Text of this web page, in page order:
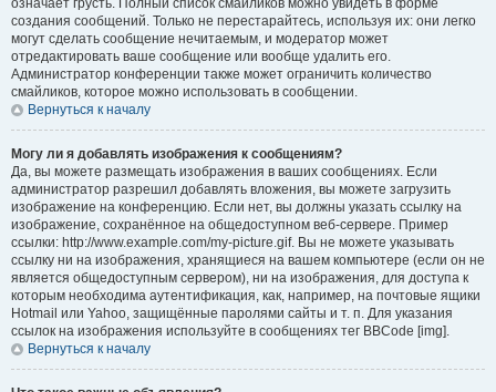
означает грусть. Полный список смайликов можно увидеть в форме
создания сообщений. Только не перестарайтесь, используя их: они легко
могут сделать сообщение нечитаемым, и модератор может
отредактировать ваше сообщение или вообще удалить его.
Администратор конференции также может ограничить количество
смайликов, которое можно использовать в сообщении.
Вернуться к началу
Могу ли я добавлять изображения к сообщениям?
Да, вы можете размещать изображения в ваших сообщениях. Если
администратор разрешил добавлять вложения, вы можете загрузить
изображение на конференцию. Если нет, вы должны указать ссылку на
изображение, сохранённое на общедоступном веб-сервере. Пример
ссылки: http://www.example.com/my-picture.gif. Вы не можете указывать
ссылку ни на изображения, хранящиеся на вашем компьютере (если он не
является общедоступным сервером), ни на изображения, для доступа к
которым необходима аутентификация, как, например, на почтовые ящики
Hotmail или Yahoo, защищённые паролями сайты и т. п. Для указания
ссылок на изображения используйте в сообщениях тег BBCode [img].
Вернуться к началу